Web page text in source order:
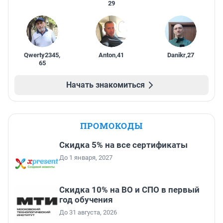
29
Qwerty2345,
65
Anton,41 Danikr,27
Начать знакомиться
ПРОМОКОДЫ
Скидка 5% на все сертификаты
До 1 января, 2027
Скидка 10% на ВО и СПО в первый
год обучения
До 31 августа, 2026